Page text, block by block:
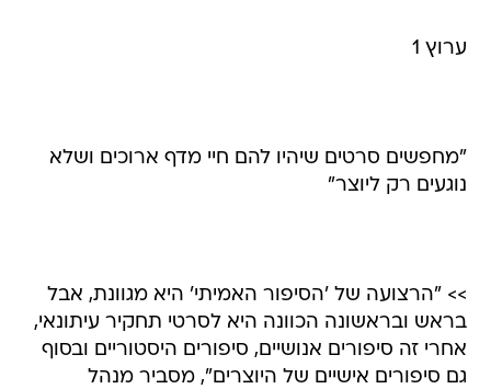
ערוץ 1
"מחפשים סרטים שיהיו להם חיי מדף ארוכים ושלא
נוגעים רק ליוצר"
>> "הרצועה של 'הסיפור האמיתי' היא מגוונת, אבל
בראש ובראשונה הכוונה היא לסרטי תחקיר עיתונאי,
אחרי זה סיפורים אנושיים, סיפורים היסטוריים ובסוף
גם סיפורים אישיים של היוצרים", מסביר מנהל